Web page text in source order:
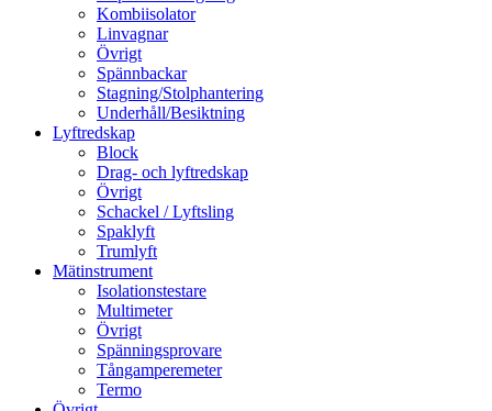
Kombiisolator
Linvagnar
Övrigt
Spännbackar
Stagning/Stolphantering
Underhåll/Besiktning
Lyftredskap
Block
Drag- och lyftredskap
Övrigt
Schackel / Lyftsling
Spaklyft
Trumlyft
Mätinstrument
Isolationstestare
Multimeter
Övrigt
Spänningsprovare
Tångamperemeter
Termo